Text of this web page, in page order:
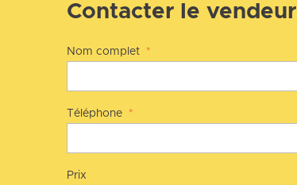
Contacter le vendeur
Nom complet *
Téléphone *
Prix